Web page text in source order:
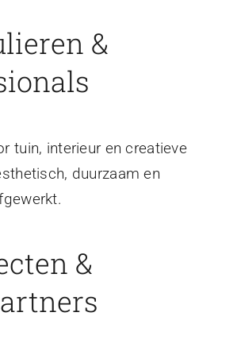
&
tuin, interieur en creatieve
duurzaam en
&